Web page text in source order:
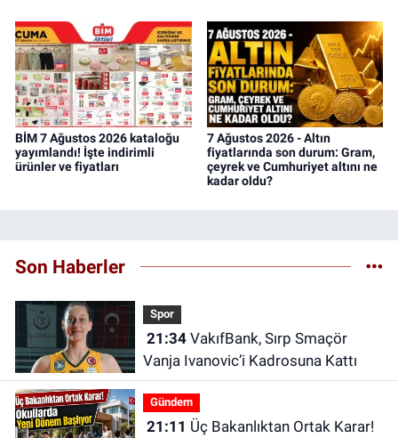
BİM 7 Ağustos 2026 kataloğu
yayımlandı! İşte indirimli
ürünler ve fiyatları
7 Ağustos 2026 - Altın
fiyatlarında son durum: Gram,
çeyrek ve Cumhuriyet altını ne
kadar oldu?
Son Haberler
Spor
21:34VakıfBank, Sırp Smaçör
Vanja Ivanovic’i Kadrosuna Kattı
Gündem
21:11